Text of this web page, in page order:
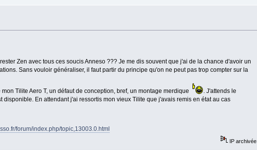
Zen avec tous ces soucis Anneso ??? Je me dis souvent que j'ai de la chance d'avoir un
Sans vouloir généraliser, il faut partir du principe qu'on ne peut pas trop compter sur la
Tilite Aero T, un défaut de conception, bref, un montage merdique
. J'attends le
En attendant j'ai ressortis mon vieux Tilite que j'avais remis en état au cas
forum/index.php/topic,13003.0.html
IP archivée